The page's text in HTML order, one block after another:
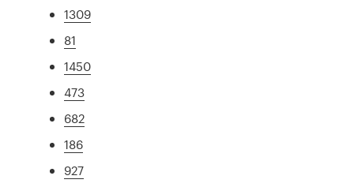
1309
81
1450
473
682
186
927